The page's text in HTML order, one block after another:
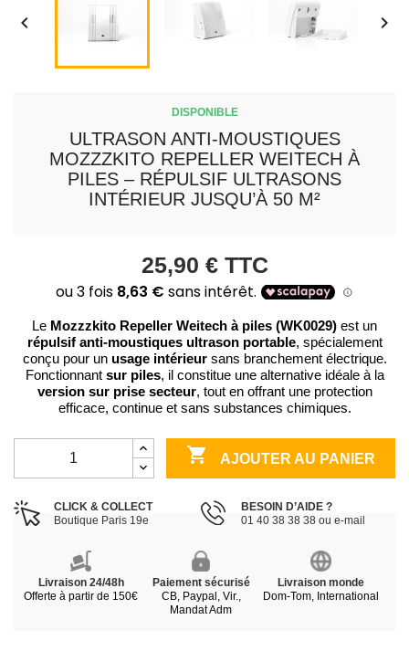
 
DISPONIBLE
ULTRASON ANTI-MOUSTIQUES
MOZZZKITO REPELLER WEITECH À
PILES – RÉPULSIF ULTRASONS
INTÉRIEUR JUSQU’À 50 M²
25,90 € TTC
Le Mozzzkito Repeller Weitech à piles (WK0029) est un
répulsif anti-moustiques ultrason portable, spécialement
conçu pour un usage intérieursans branchement électrique.
Fonctionnant sur piles, il constitue une alternative idéale à la
version sur prise secteur, tout en offrant une protection
efficace, continue et sans substances chimiques.
 AJOUTER AU PANIER
CLICK & COLLECT
Boutique Paris 19e
BESOIN D’AIDE ?
01 40 38 38 38 ou e-mail
Livraison 24/48h
Offerte à partir de 150€
Paiement sécurisé
CB, Paypal, Vir.,
Mandat Adm
Livraison monde
Dom-Tom, International